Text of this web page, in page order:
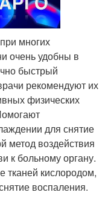
многих
очень удобны в
быстрый
рекомендуют их
физических
для снятие
метод воздействия
к больному органу.
тканей кислородом,
воспаления.